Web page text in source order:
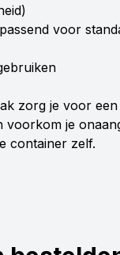
voor
zorg je voor
voorkom je
container zelf.